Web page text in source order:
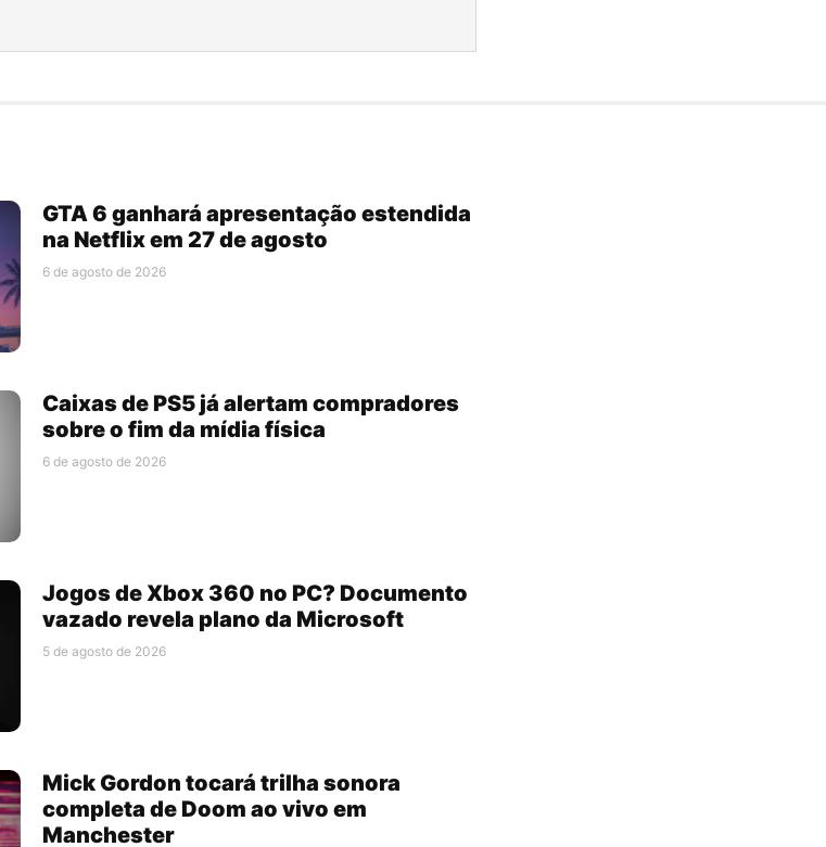
GTA 6 ganhará apresentação estendida
na Netflix em 27 de agosto
6 de agosto de 2026
Caixas de PS5 já alertam compradores
sobre o fim da mídia física
6 de agosto de 2026
Jogos de Xbox 360 no PC? Documento
vazado revela plano da Microsoft
5 de agosto de 2026
Mick Gordon tocará trilha sonora
completa de Doom ao vivo em
Manchester